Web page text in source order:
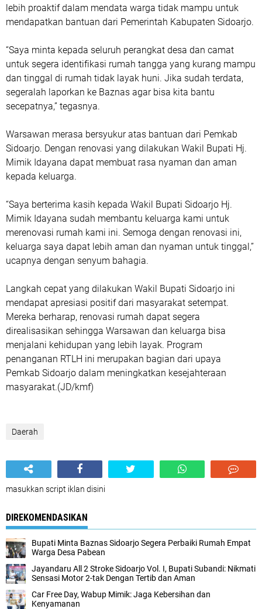
lebih proaktif dalam mendata warga tidak mampu untuk
mendapatkan bantuan dari Pemerintah Kabupaten Sidoarjo.
“Saya minta kepada seluruh perangkat desa dan camat
untuk segera identifikasi rumah tangga yang kurang mampu
dan tinggal di rumah tidak layak huni. Jika sudah terdata,
segeralah laporkan ke Baznas agar bisa kita bantu
secepatnya,” tegasnya.
Warsawan merasa bersyukur atas bantuan dari Pemkab
Sidoarjo. Dengan renovasi yang dilakukan Wakil Bupati Hj.
Mimik Idayana dapat membuat rasa nyaman dan aman
kepada keluarga.
“Saya berterima kasih kepada Wakil Bupati Sidoarjo Hj.
Mimik Idayana sudah membantu keluarga kami untuk
merenovasi rumah kami ini. Semoga dengan renovasi ini,
keluarga saya dapat lebih aman dan nyaman untuk tinggal,”
ucapnya dengan senyum bahagia.
Langkah cepat yang dilakukan Wakil Bupati Sidoarjo ini
mendapat apresiasi positif dari masyarakat setempat.
Mereka berharap, renovasi rumah dapat segera
direalisasikan sehingga Warsawan dan keluarga bisa
menjalani kehidupan yang lebih layak. Program
penanganan RTLH ini merupakan bagian dari upaya
Pemkab Sidoarjo dalam meningkatkan kesejahteraan
masyarakat.(JD/kmf)
Daerah
masukkan script iklan disini
DIREKOMENDASIKAN
Bupati Minta Baznas Sidoarjo Segera Perbaiki Rumah Empat
Warga Desa Pabean
Jayandaru All 2 Stroke Sidoarjo Vol. I, Bupati Subandi: Nikmati
Sensasi Motor 2-tak Dengan Tertib dan Aman
Car Free Day, Wabup Mimik: Jaga Kebersihan dan
Kenyamanan